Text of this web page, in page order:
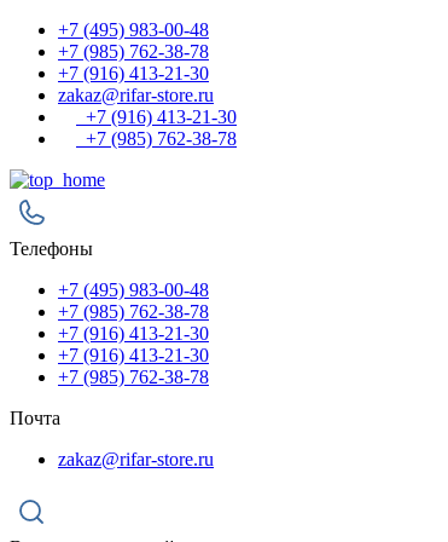
+7 (495) 983-00-48
+7 (985) 762-38-78
+7 (916) 413-21-30
zakaz@rifar-store.ru
+7 (916) 413-21-30
+7 (985) 762-38-78
Телефоны
+7 (495) 983-00-48
+7 (985) 762-38-78
+7 (916) 413-21-30
+7 (916) 413-21-30
+7 (985) 762-38-78
Почта
zakaz@rifar-store.ru